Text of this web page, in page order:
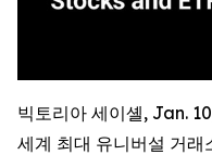
빅토리아 세이셸, Jan.
세계 최대 유니버설 거래